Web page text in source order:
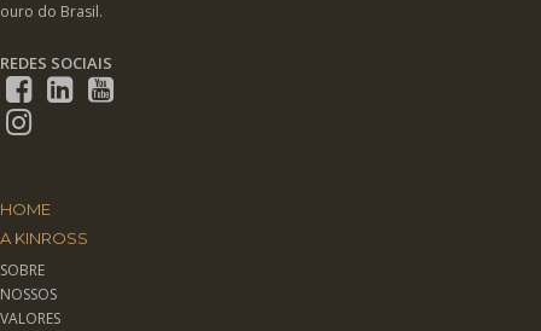
ouro do Brasil.
REDES SOCIAIS
HOME
A KINROSS
SOBRE
NOSSOS
VALORES